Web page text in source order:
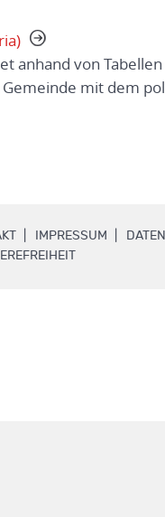
anhand von
mit dem
IMPRESSUM
.